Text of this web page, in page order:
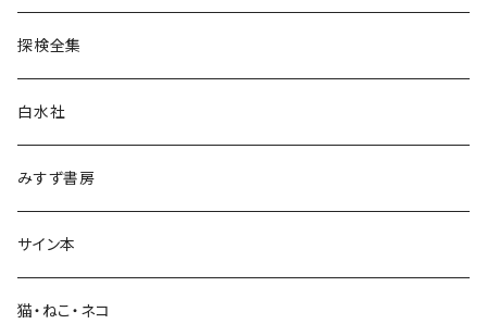
民族・風習
言語・ことば
探検全集
白水社
みすず書房
サイン本
猫・ねこ・ネコ